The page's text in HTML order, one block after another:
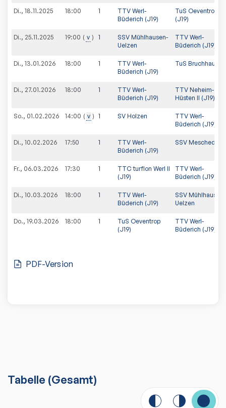
Di., 18.11.2025 18:00 1
TTV Werl-
Büderich (J19)
TuS Oeventrop
(J19)
Di., 25.11.2025 19:00 v 1
SSV Mühlhausen-
Uelzen
TTV Werl-
Büderich (J19)
Di., 13.01.2026 18:00 1
TTV Werl-
Büderich (J19)
TuS Bruchhausen
Di., 27.01.2026 18:00 1
TTV Werl-
Büderich (J19)
TTV Neheim-
Hüsten II (J19)
So., 01.02.2026 14:00 v 1 SV Holzen
TTV Werl-
Büderich (J19)
Di., 10.02.2026 17:50 1
TTV Werl-
Büderich (J19)
SSV Meschede
Fr., 06.03.2026 17:30 1
TTC turflon Werl II
(J19)
TTV Werl-
Büderich (J19)
Di., 10.03.2026 18:00 1
TTV Werl-
Büderich (J19)
SSV Mühlhausen-
Uelzen
Do., 19.03.2026 18:00 1
TuS Oeventrop
(J19)
TTV Werl-
Büderich (J19)
PDF-Version
Tabelle (Gesamt)